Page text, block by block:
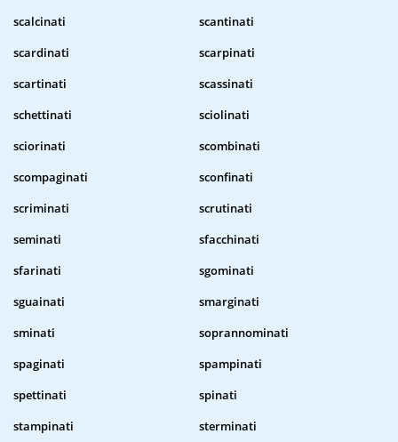
scalcinati
scantinati
scardinati
scarpinati
scartinati
scassinati
schettinati
sciolinati
sciorinati
scombinati
scompaginati
sconfinati
scriminati
scrutinati
seminati
sfacchinati
sfarinati
sgominati
sguainati
smarginati
sminati
soprannominati
spaginati
spampinati
spettinati
spinati
stampinati
sterminati